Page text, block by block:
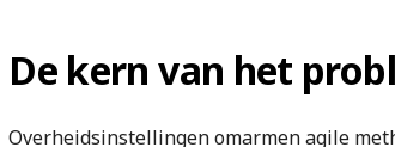
De kern van het
Overheidsinstellingen omarmen agile